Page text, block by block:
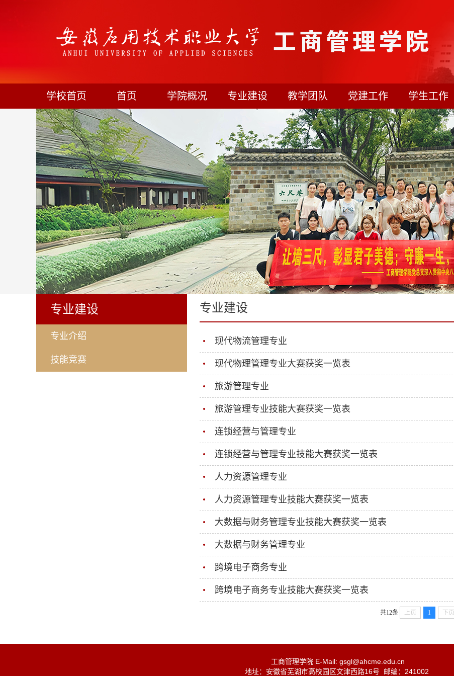
学校首页 首页 学院概况 专业建设 教学团队 党建工作 学生工作
专业建设
专业介绍
技能竞赛
专业建设
现代物流管理专业
现代物理管理专业大赛获奖一览表
旅游管理专业
旅游管理专业技能大赛获奖一览表
连锁经营与管理专业
连锁经营与管理专业技能大赛获奖一览表
人力资源管理专业
人力资源管理专业技能大赛获奖一览表
大数据与财务管理专业技能大赛获奖一览表
大数据与财务管理专业
跨境电子商务专业
跨境电子商务专业技能大赛获奖一览表
共12条 上页 1 下页
工商管理学院 E-Mail: gsgl@ahcme.edu.cn
地址：安徽省芜湖市高校园区文津西路16号 邮编：241002